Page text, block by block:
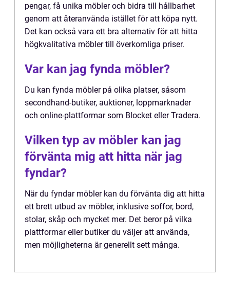
pengar, få unika möbler och bidra till hållbarhet
genom att återanvända istället för att köpa nytt.
Det kan också vara ett bra alternativ för att hitta
högkvalitativa möbler till överkomliga priser.
Var kan jag fynda möbler?
Du kan fynda möbler på olika platser, såsom
secondhand-butiker, auktioner, loppmarknader
och online-plattformar som Blocket eller Tradera.
Vilken typ av möbler kan jag
förvänta mig att hitta när jag
fyndar?
När du fyndar möbler kan du förvänta dig att hitta
ett brett utbud av möbler, inklusive soffor, bord,
stolar, skåp och mycket mer. Det beror på vilka
plattformar eller butiker du väljer att använda,
men möjligheterna är generellt sett många.